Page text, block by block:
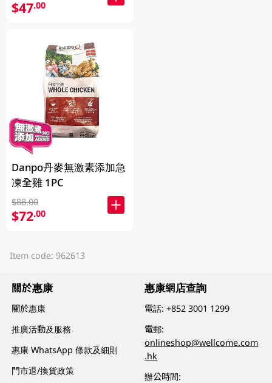
$47.00
Danpo丹麥無激素添加急
凍全雞 1PC
$88.00
$72.00
Item code: 962613
關於惠康
關於惠康
推廣活動及服務
惠康 WhatsApp 條款及細則
門市退/換貨政策
惠康網店查詢
電話:+852 3001 1299
電郵:
onlineshop@wellcome.com
.hk
辦公時間: